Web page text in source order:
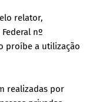
relator,
nº
proíbe a utilização
realizadas por